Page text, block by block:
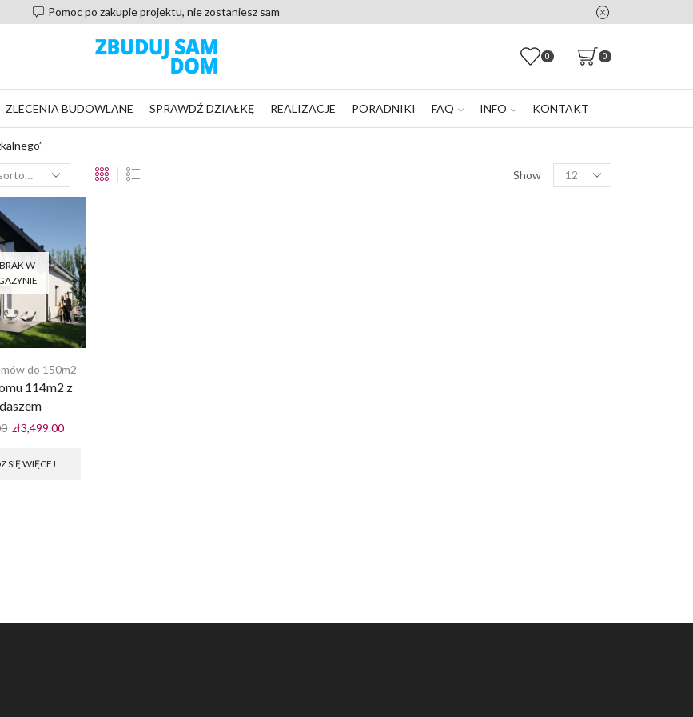
Pomoc po zakupie projektu, nie zostaniesz sam
0 0
ZLECENIA BUDOWLANE SPRAWDŹ DZIAŁKĘ REALIZACJE PORADNIKI FAQ INFO KONTAKT
Show
Products
per
BRAK W
do 150m2
114m2 z
Pierwotna
wynosiła:
zł3,499.00Aktualna
SIĘ WIĘCEJ